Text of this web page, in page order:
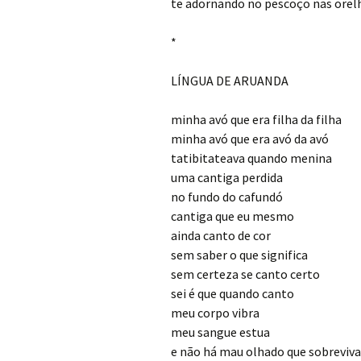
te adornando no pescoço nas
*
LÍNGUA DE ARUANDA
minha avó que era filha da filha
minha avó que era avó da avó
tatibitateava quando menina
uma cantiga perdida
no fundo do cafundó
cantiga que eu mesmo
ainda canto de cor
sem saber o que significa
sem certeza se canto certo
sei é que quando canto
meu corpo vibra
meu sangue estua
e não há mau olhado que sobreviva